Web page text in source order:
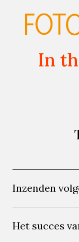
In
Inzenden
Het succes